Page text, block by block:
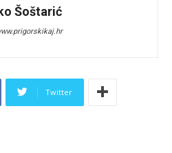
Šoštarić
Twitter